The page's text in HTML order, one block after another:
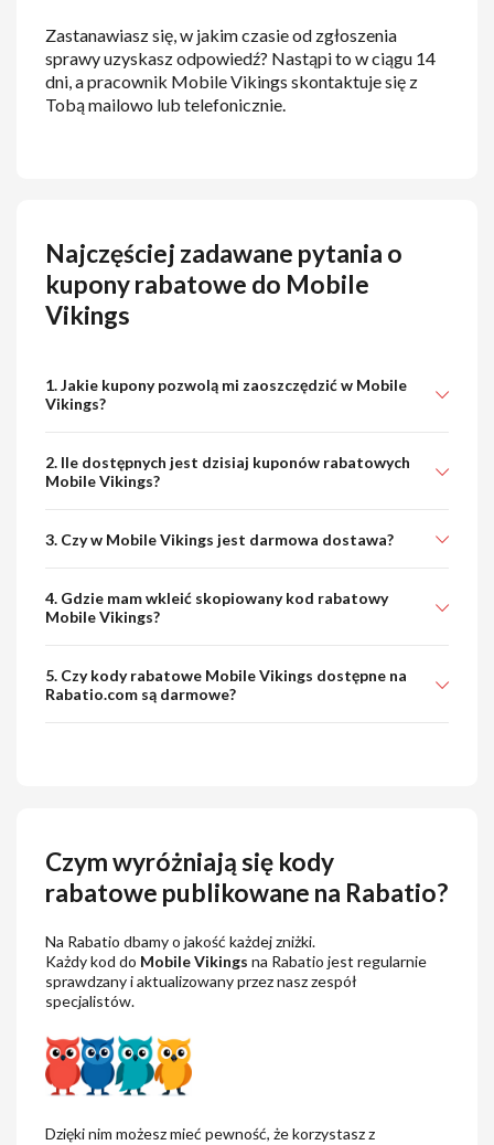
Zastanawiasz się, w jakim czasie od zgłoszenia
sprawy uzyskasz odpowiedź? Nastąpi to w ciągu 14
dni, a pracownik Mobile Vikings skontaktuje się z
Tobą mailowo lub telefonicznie.
Najczęściej zadawane pytania o
kupony rabatowe do Mobile
Vikings
1. Jakie kupony pozwolą mi zaoszczędzić w Mobile
Vikings?
2. Ile dostępnych jest dzisiaj kuponów rabatowych
Mobile Vikings?
3. Czy w Mobile Vikings jest darmowa dostawa?
4. Gdzie mam wkleić skopiowany kod rabatowy
Mobile Vikings?
5. Czy kody rabatowe Mobile Vikings dostępne na
Rabatio.com są darmowe?
Czym wyróżniają się kody
rabatowe publikowane na Rabatio?
Na Rabatio dbamy o jakość każdej zniżki.
Każdy kod do Mobile Vikings na Rabatio jest regularnie
sprawdzany i aktualizowany przez nasz zespół
specjalistów.
Dzięki nim możesz mieć pewność, że korzystasz z